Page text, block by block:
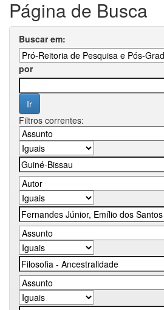
Página de Busca
Buscar em:
por
Filtros correntes: